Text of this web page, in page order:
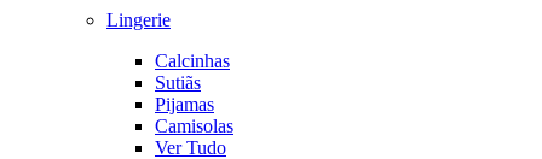
Lingerie
Calcinhas
Sutiãs
Pijamas
Camisolas
Ver Tudo